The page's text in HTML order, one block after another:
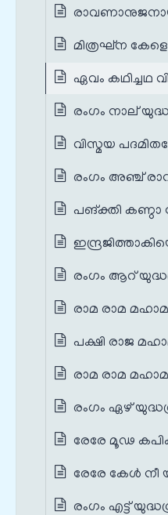
മിത്രഘ്ന
ഏവം കഥിച്ചഥ
രംഗം നാല്
വിസ്മയ
രംഗം അഞ്ച്
പങ്‌ക്തി കണ്ഠാ
രംഗം ആറ്
രാമ രാമ
പക്ഷി രാജ
രാമ രാമ
രംഗം ഏഴ്
രേരേ മൂഢ
രേരേ കേൾ നീ
രംഗം എട്ട്